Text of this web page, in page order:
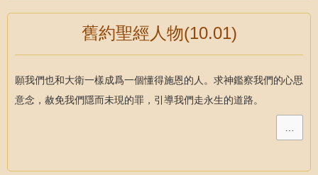
舊約聖經人物(10.01)
願我們也和大衛一樣成爲一個懂得施恩的人。求神鑑察我們的心思
意念，赦免我們隱而未現的罪，引導我們走永生的道路。
…